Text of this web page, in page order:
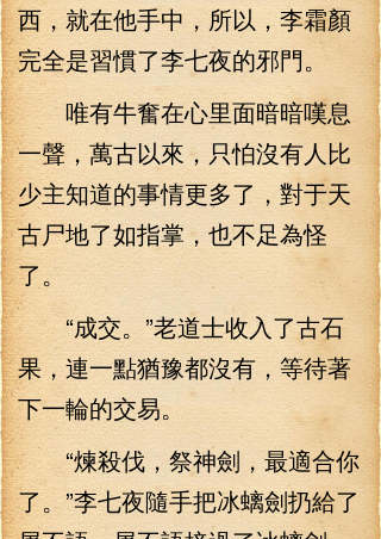
西，就在他手中，所以，李霜顏
完全是習慣了李七夜的邪門。
唯有牛奮在心里面暗暗嘆息
一聲，萬古以來，只怕沒有人比
少主知道的事情更多了，對于天
古尸地了如指掌，也不足為怪
了。
“成交。”老道士收入了古石
果，連一點猶豫都沒有，等待著
下一輪的交易。
“煉殺伐，祭神劍，最適合你
了。”李七夜隨手把冰螭劍扔給了